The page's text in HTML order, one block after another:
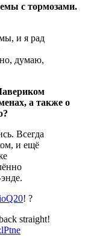
с тормозами.
и я рад
думаю,
а также о
Всегда
и ещё
! ?
straight!